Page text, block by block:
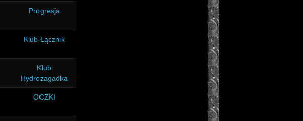
Progresja
Klub Łącznik
Klub
Hydrozagadka
OCZKI